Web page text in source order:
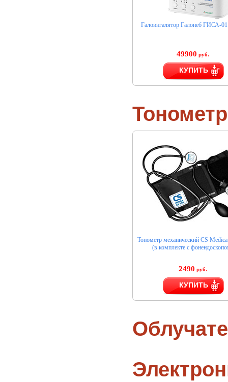
Галоингалятор Галонеб ГИСА-
49900 руб.
КУПИТЬ
Тонометр механический CS
(в комплекте с
2490 руб.
КУПИТЬ